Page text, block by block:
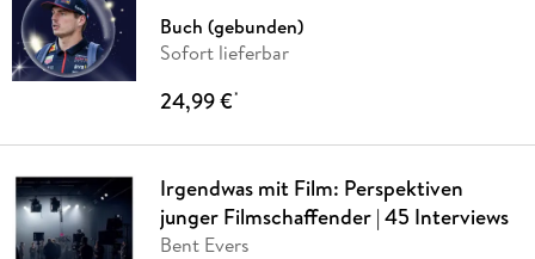
Buch (gebunden)
Sofort lieferbar
24,99 €*
Irgendwas mit Film: Perspektiven
junger Filmschaffender | 45 Interviews
Bent Evers